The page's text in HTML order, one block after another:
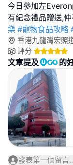
今日參加左
有紀念禮品贈送,
樂 #寵物食品攻略
香港九龍灣宏照
評分
文章提及 的
發表第一個留言